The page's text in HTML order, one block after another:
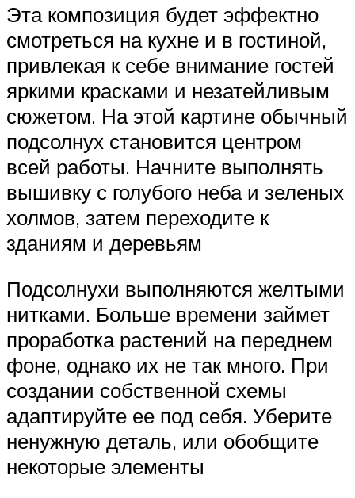
Эта композиция будет эффектно
смотреться на кухне и в гостиной,
привлекая к себе внимание гостей
яркими красками и незатейливым
сюжетом. На этой картине обычный
подсолнух становится центром
всей работы. Начните выполнять
вышивку с голубого неба и зеленых
холмов, затем переходите к
зданиям и деревьям
Подсолнухи выполняются желтыми
нитками. Больше времени займет
проработка растений на переднем
фоне, однако их не так много. При
создании собственной схемы
адаптируйте ее под себя. Уберите
ненужную деталь, или обобщите
некоторые элементы